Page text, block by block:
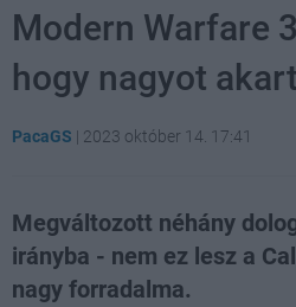
Modern Warfare
hogy nagyot
PacaGS | 2023 október 14. 17:41
Megváltozott néhány
irányba - nem ez lesz a
nagy forradalma.